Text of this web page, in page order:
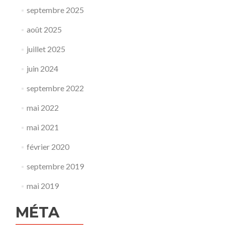
septembre 2025
août 2025
juillet 2025
juin 2024
septembre 2022
mai 2022
mai 2021
février 2020
septembre 2019
mai 2019
MÉTA